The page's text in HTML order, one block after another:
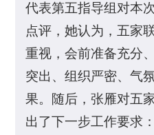
代表第五指导组对本
点评，她认为，五家
重视，会前准备充分
突出、组织严密、气
果。随后，张雁对五
出了下一步工作要求